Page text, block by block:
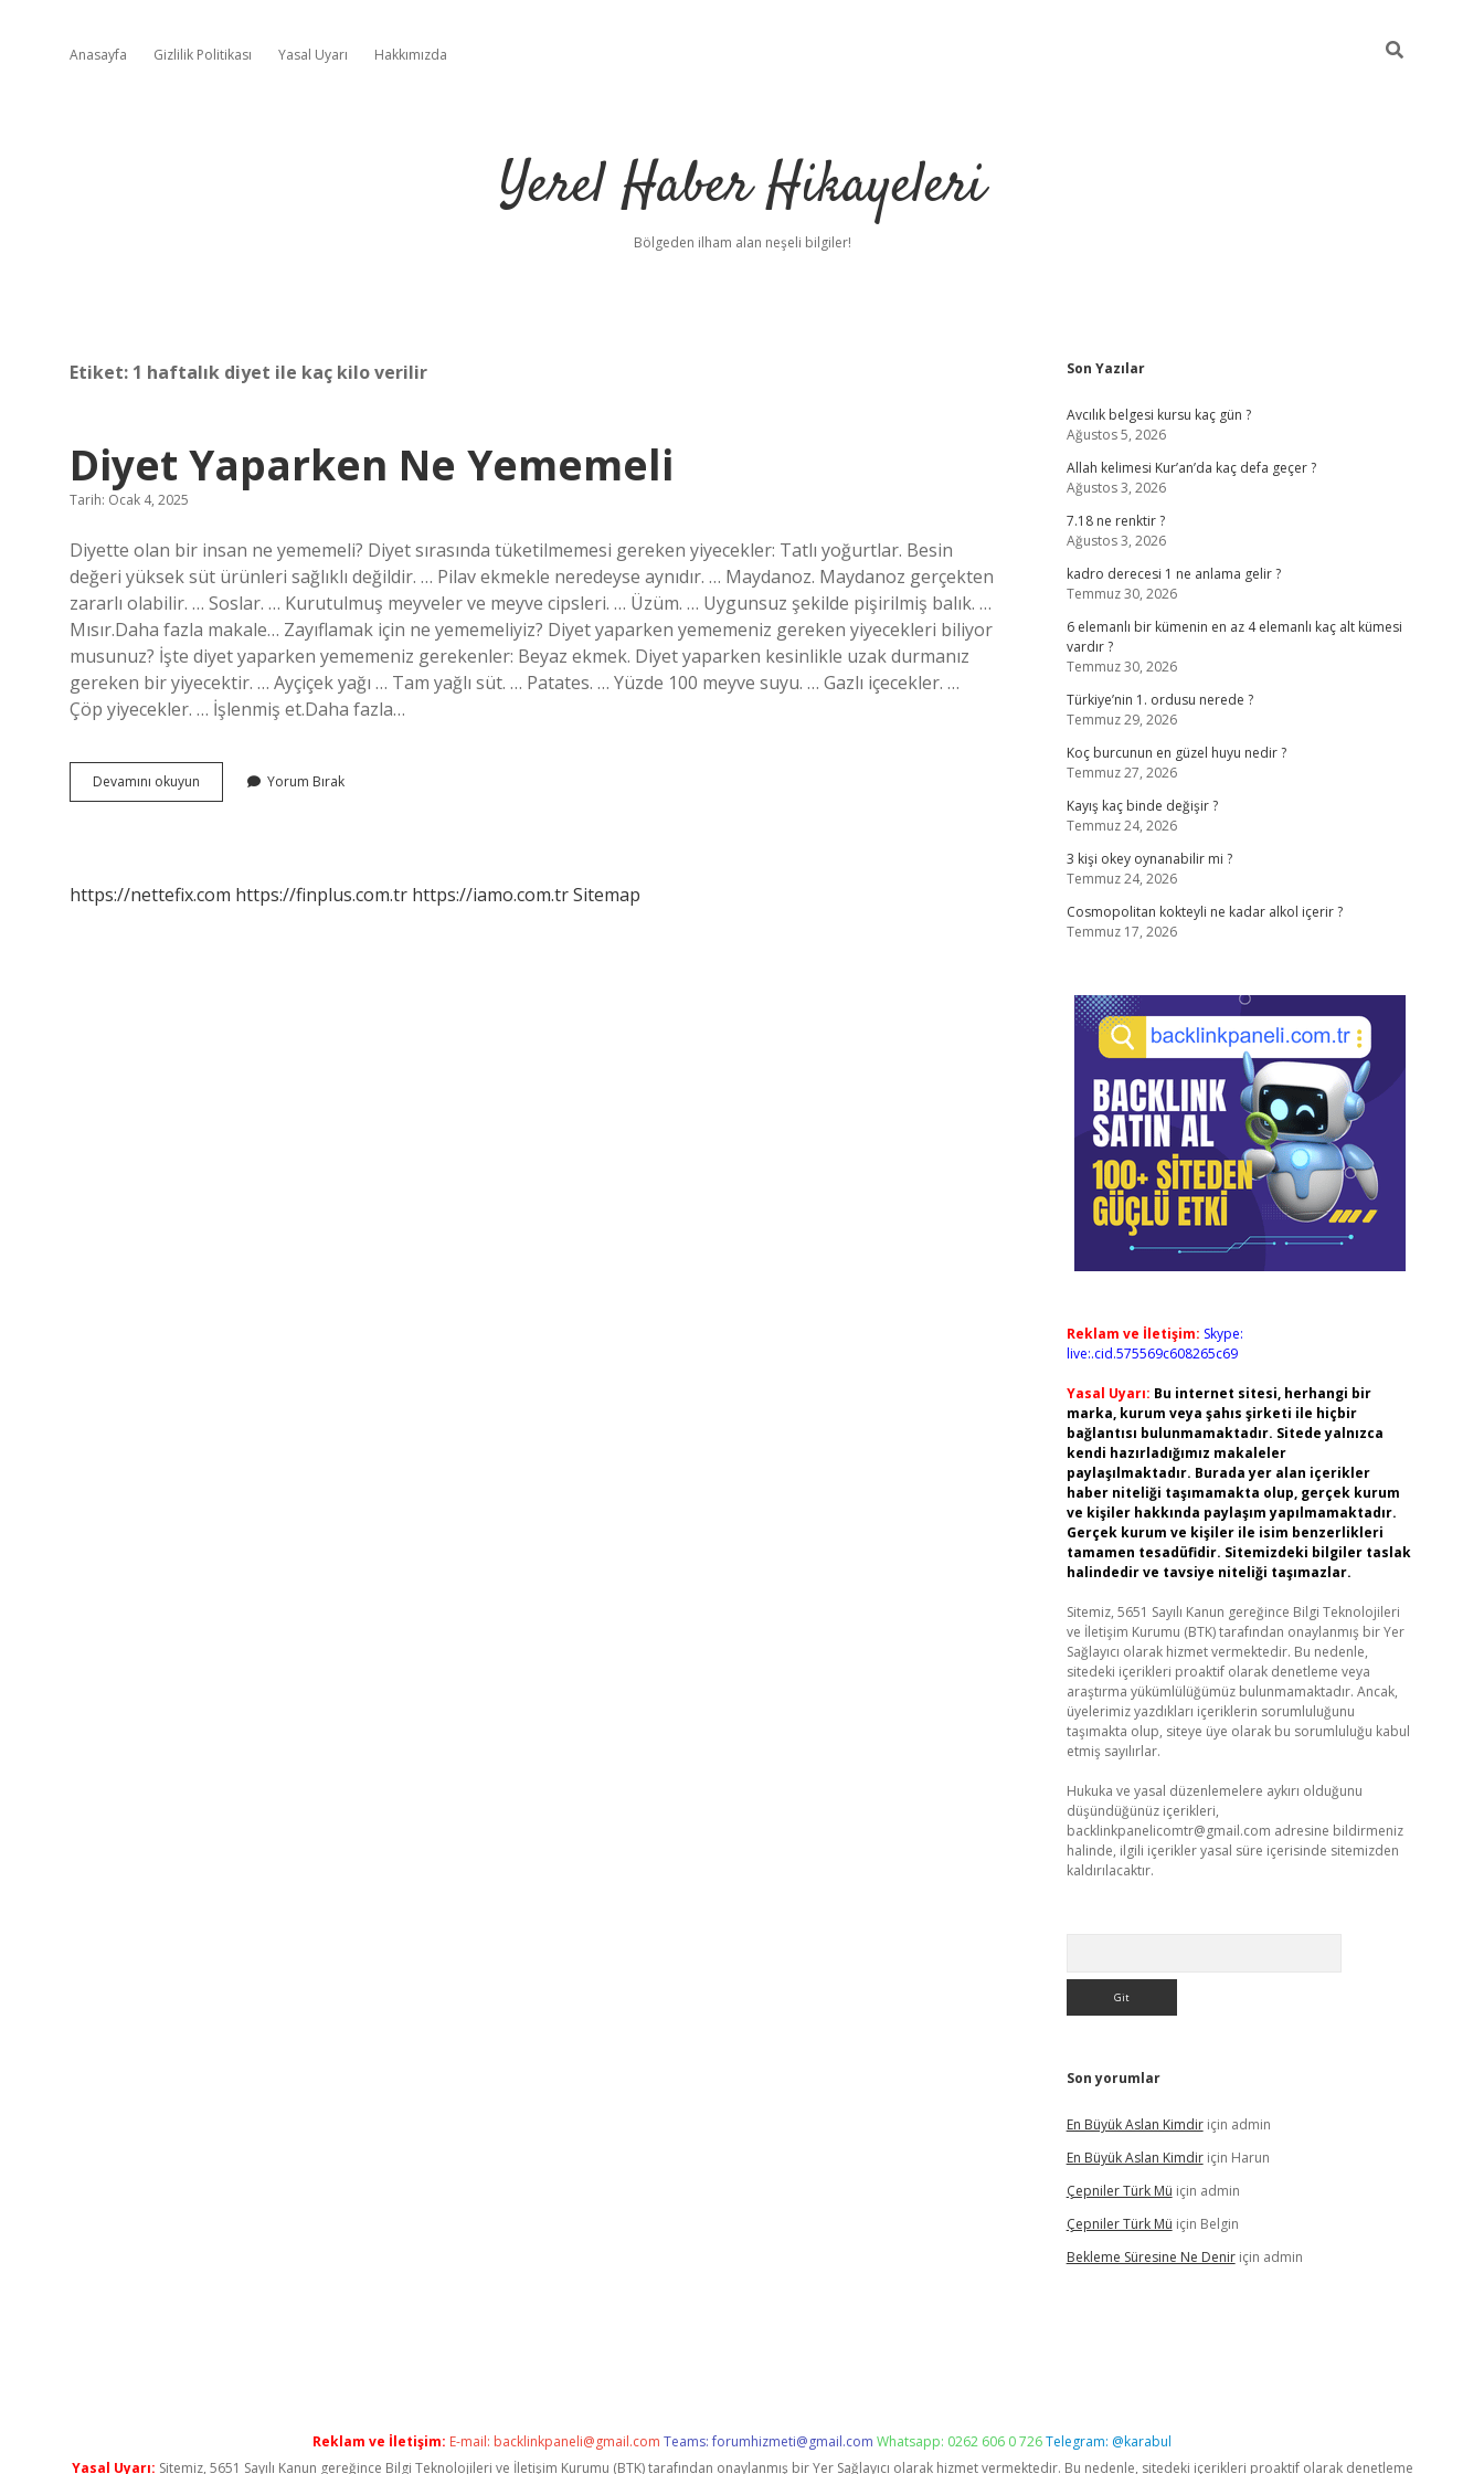
Anasayfa Gizlilik Politikası Yasal Uyarı Hakkımızda
Yerel Haber Hikayeleri
Bölgeden ilham alan neşeli bilgiler!
Etiket: 1 haftalık diyet ile kaç kilo verilir
Diyet Yaparken Ne Yememeli
Tarih: Ocak 4, 2025
Diyette olan bir insan ne yememeli? Diyet sırasında tüketilmemesi gereken yiyecekler: Tatlı yoğurtlar. Besin
değeri yüksek süt ürünleri sağlıklı değildir. … Pilav ekmekle neredeyse aynıdır. … Maydanoz. Maydanoz gerçekten
zararlı olabilir. … Soslar. … Kurutulmuş meyveler ve meyve cipsleri. … Üzüm. … Uygunsuz şekilde pişirilmiş balık. …
Mısır.Daha fazla makale… Zayıflamak için ne yememeliyiz? Diyet yaparken yememeniz gereken yiyecekleri biliyor
musunuz? İşte diyet yaparken yememeniz gerekenler: Beyaz ekmek. Diyet yaparken kesinlikle uzak durmanız
gereken bir yiyecektir. … Ayçiçek yağı … Tam yağlı süt. … Patates. … Yüzde 100 meyve suyu. … Gazlı içecekler. …
Çöp yiyecekler. … İşlenmiş et.Daha fazla…
Devamını okuyun
Yaparken
Yorum Bırak
https://nettefix.com https://finplus.com.tr https://iamo.com.trSitemap
Sidebar
Son Yazılar
Avcılık belgesi kursu kaç gün ?
Ağustos 5, 2026
Allah kelimesi Kur’an’da kaç defa geçer ?
Ağustos 3, 2026
7.18 ne renktir ?
Ağustos 3, 2026
kadro derecesi 1 ne anlama gelir ?
Temmuz 30, 2026
6 elemanlı bir kümenin en az 4 elemanlı kaç alt kümesi
vardır ?
Temmuz 30, 2026
Türkiye’nin 1. ordusu nerede ?
Temmuz 29, 2026
Koç burcunun en güzel huyu nedir ?
Temmuz 27, 2026
Kayış kaç binde değişir ?
Temmuz 24, 2026
3 kişi okey oynanabilir mi ?
Temmuz 24, 2026
Cosmopolitan kokteyli ne kadar alkol içerir ?
Temmuz 17, 2026
Reklam ve İletişim: Skype:
live:.cid.575569c608265c69
Yasal Uyarı: Bu internet sitesi, herhangi bir
marka, kurum veya şahıs şirketi ile hiçbir
bağlantısı bulunmamaktadır. Sitede yalnızca
kendi hazırladığımız makaleler
paylaşılmaktadır. Burada yer alan içerikler
haber niteliği taşımamakta olup, gerçek kurum
ve kişiler hakkında paylaşım yapılmamaktadır.
Gerçek kurum ve kişiler ile isim benzerlikleri
tamamen tesadüfidir. Sitemizdeki bilgiler taslak
halindedir ve tavsiye niteliği taşımazlar.
Sitemiz, 5651 Sayılı Kanun gereğince Bilgi Teknolojileri
ve İletişim Kurumu (BTK) tarafından onaylanmış bir Yer
Sağlayıcı olarak hizmet vermektedir. Bu nedenle,
sitedeki içerikleri proaktif olarak denetleme veya
araştırma yükümlülüğümüz bulunmamaktadır. Ancak,
üyelerimiz yazdıkları içeriklerin sorumluluğunu
taşımakta olup, siteye üye olarak bu sorumluluğu kabul
etmiş sayılırlar.
Hukuka ve yasal düzenlemelere aykırı olduğunu
düşündüğünüz içerikleri,
backlinkpanelicomtr@gmail.com adresine bildirmeniz
halinde, ilgili içerikler yasal süre içerisinde sitemizden
kaldırılacaktır.
Son yorumlar
En Büyük Aslan Kimdiriçin admin
En Büyük Aslan Kimdiriçin Harun
Çepniler Türk Mü için admin
Çepniler Türk Mü için Belgin
Bekleme Süresine Ne Deniriçin admin
Reklam ve İletişim: E-mail: backlinkpaneli@gmail.com Teams:forumhizmeti@gmail.com Whatsapp: 0262 606 0 726Telegram: @karabul
Yasal Uyarı: Sitemiz, 5651 Sayılı Kanun gereğince Bilgi Teknolojileri ve İletişim Kurumu (BTK) tarafından onaylanmış bir Yer Sağlayıcı olarak hizmet vermektedir. Bu nedenle, sitedeki içerikleri proaktif olarak denetleme